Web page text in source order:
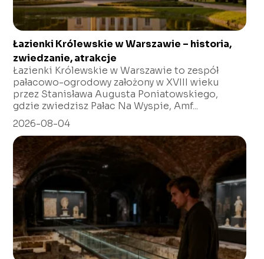
Łazienki Królewskie w Warszawie – historia,
zwiedzanie, atrakcje
Łazienki Królewskie w Warszawie to zespół
pałacowo-ogrodowy założony w XVIII wieku
przez Stanisława Augusta Poniatowskiego,
gdzie zwiedzisz Pałac Na Wyspie, Amf...
2026-08-04